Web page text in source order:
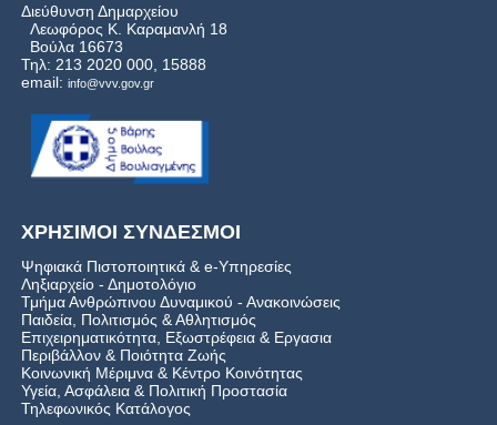
Διεύθυνση Δημαρχείου
Λεωφόρος Κ. Καραμανλή 18
Βούλα 16673
Τηλ: 213 2020 000, 15888
email: info@vvv.gov.gr
ΧΡΗΣΙΜΟΙ ΣΥΝΔΕΣΜΟΙ
Ψηφιακά Πιστοποιητικά & e-Υπηρεσίες
Ληξιαρχείο - Δημοτολόγιο
Τμήμα Ανθρώπινου Δυναμικού - Ανακοινώσεις
Παιδεία, Πολιτισμός & Αθλητισμός
Επιχειρηματικότητα, Εξωστρέφεια & Εργασια
Περιβάλλον & Ποιότητα Ζωής
Kοινωνική Μέριμνα & Κέντρο Κοινότητας
Υγεία, Ασφάλεια & Πολιτική Προστασία
Τηλεφωνικός Κατάλογος